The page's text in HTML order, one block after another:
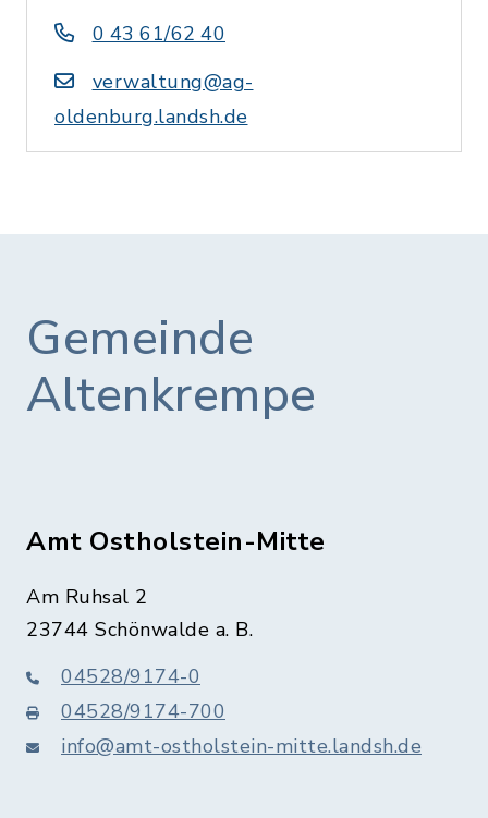
0 43 61/62 40
verwaltung@ag-
oldenburg.landsh.de
Gemeinde
Altenkrempe
Amt Ostholstein-Mitte
Am Ruhsal 2
23744 Schönwalde a. B.
04528/9174-0
04528/9174-700
info@amt-ostholstein-mitte.landsh.de